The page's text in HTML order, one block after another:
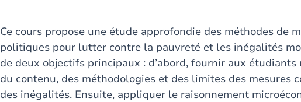
Ce cours propose une étude approfondie des méthodes de
politiques pour lutter contre la pauvreté et les inégalités
de deux objectifs principaux : d’abord, fournir aux
du contenu, des méthodologies et des limites des mesures
des inégalités. Ensuite, appliquer le raisonnement